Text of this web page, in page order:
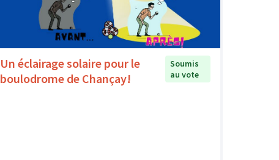
Un éclairage solaire pour le
boulodrome de Chançay!
Soumis
au vote